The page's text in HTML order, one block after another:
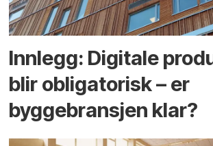
Innlegg: Digitale
blir obligatorisk – er
byggebransjen klar?